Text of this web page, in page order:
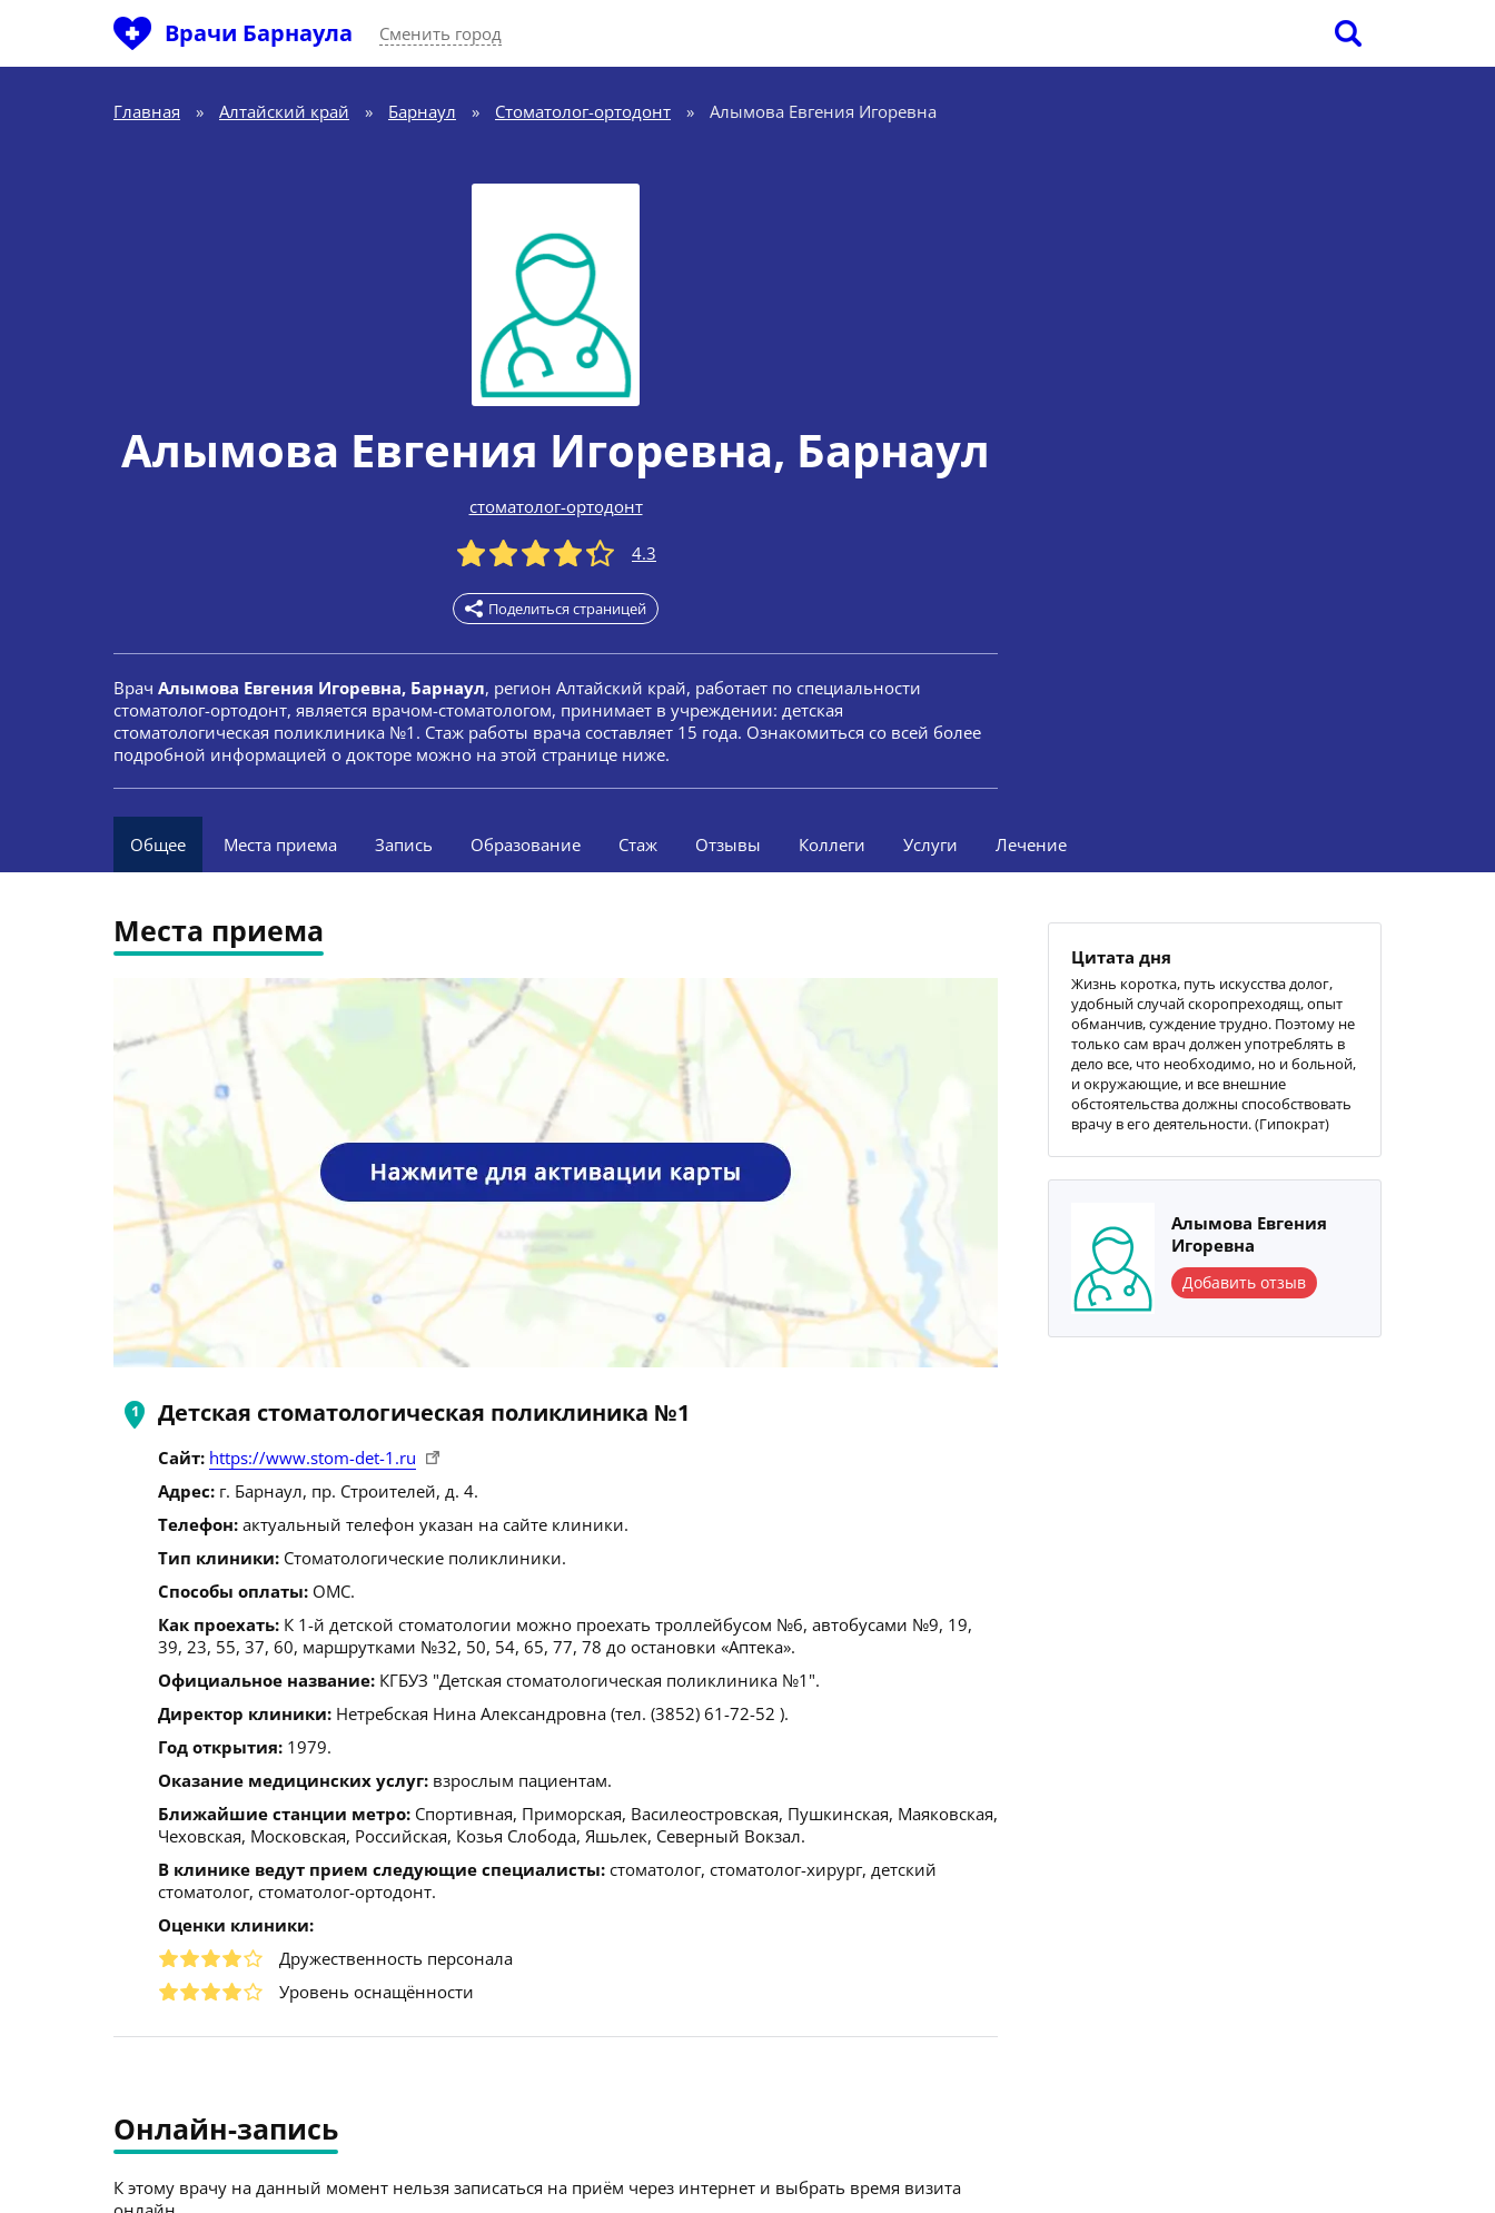
Врачи Барнаула Сменить город
Главная » Алтайский край » Барнаул » Стоматолог-ортодонт » Алымова Евгения Игоревна
Алымова Евгения Игоревна, Барнаул
стоматолог-ортодонт
4.3
Поделиться страницей
Врач Алымова Евгения Игоревна, Барнаул, регион Алтайский край, работает по специальности
стоматолог-ортодонт, является врачом-стоматологом, принимает в учреждении: детская
стоматологическая поликлиника №1. Стаж работы врача составляет 15 года. Ознакомиться со всей более
подробной информацией о докторе можно на этой странице ниже.
Общее Места приема Запись Образование Стаж Отзывы Коллеги Услуги Лечение
Места приема
Детская стоматологическая поликлиника №1
Сайт: https://www.stom-det-1.ru
Адрес: г. Барнаул, пр. Строителей, д. 4.
Телефон: актуальный телефон указан на сайте клиники.
Тип клиники: Стоматологические поликлиники.
Способы оплаты: ОМС.
Как проехать: К 1-й детской стоматологии можно проехать троллейбусом №6, автобусами №9, 19,
39, 23, 55, 37, 60, маршрутками №32, 50, 54, 65, 77, 78 до остановки «Аптека».
Официальное название: КГБУЗ "Детская стоматологическая поликлиника №1".
Директор клиники: Нетребская Нина Александровна (тел. (3852) 61-72-52 ).
Год открытия: 1979.
Оказание медицинских услуг: взрослым пациентам.
Ближайшие станции метро: Спортивная, Приморская, Василеостровская, Пушкинская, Маяковская,
Чеховская, Московская, Российская, Козья Слобода, Яшьлек, Северный Вокзал.
В клинике ведут прием следующие специалисты: стоматолог, стоматолог-хирург, детский
стоматолог, стоматолог-ортодонт.
Оценки клиники:
Дружественность персонала
Уровень оснащённости
Онлайн-запись
К этому врачу на данный момент нельзя записаться на приём через интернет и выбрать время визита
Цитата дня
Жизнь коротка, путь искусства долог,
удобный случай скоропреходящ, опыт
обманчив, суждение трудно. Поэтому не
только сам врач должен употреблять в
дело все, что необходимо, но и больной,
и окружающие, и все внешние
обстоятельства должны способствовать
врачу в его деятельности. (Гипократ)
Алымова Евгения
Игоревна
Добавить отзыв